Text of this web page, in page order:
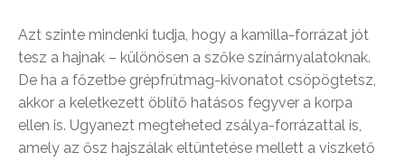
Azt szinte mindenki tudja, hogy a kamilla-forrázat jót
tesz a hajnak – különösen a szőke színárnyalatoknak.
De ha a főzetbe grépfrútmag-kivonatot csöpögtetsz,
akkor a keletkezett öblítő hatásos fegyver a korpa
ellen is. Ugyanezt megteheted zsálya-forrázattal is,
amely az ősz hajszálak eltüntetése mellett a viszkető